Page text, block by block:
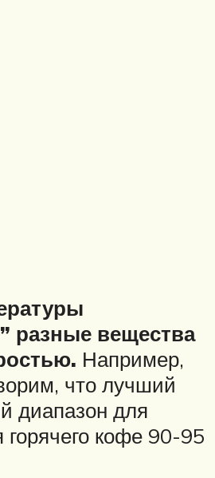
разные вещества
Например,
что лучший
диапазон для
горячего кофе 90-95